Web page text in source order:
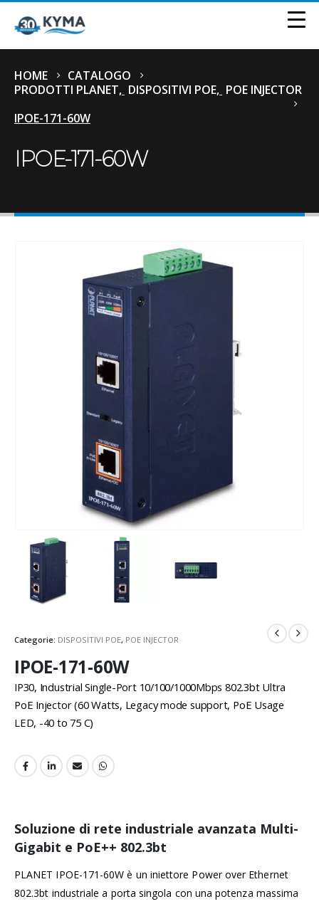
HOME
CATALOGO
PRODOTTI PLANET, DISPOSITIVI POE, POE INJECTOR
IPOE-171-60W
IPOE-171-60W
Categorie: DISPOSITIVI POE, POE INJECTOR
IPOE-171-60W
IP30, Industrial Single-Port 10/100/1000Mbps 802.3bt Ultra
PoE Injector (60 Watts, Legacy mode support, PoE Usage
LED, -40 to 75 C)
Soluzione di rete industriale avanzata Multi-
Gigabit e PoE++ 802.3bt
PLANET IPOE-171-60W è un iniettore Power over Ethernet
802.3bt industriale a porta singola con una potenza massima